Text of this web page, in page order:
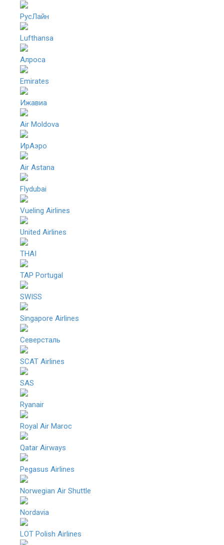
РусЛайн
Lufthansa
Алроса
Emirates
Ижавиа
Air Moldova
ИрАэро
Air Astana
Flydubai
Vueling Airlines
United Airlines
THAI
TAP Portugal
SWISS
Singapore Airlines
Северсталь
SCAT Airlines
SAS
Ryanair
Royal Air Maroc
Qatar Airways
Pegasus Airlines
Norwegian Air Shuttle
Nordavia
LOT Polish Airlines